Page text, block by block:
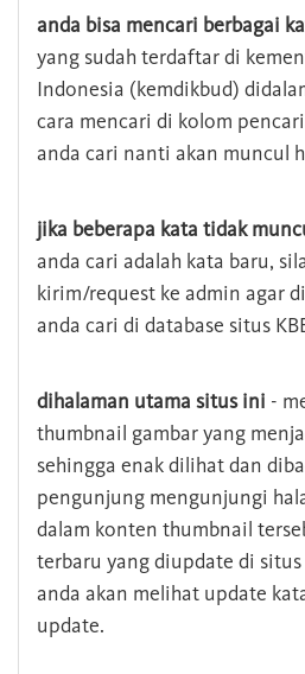
anda bisa mencari berbagai
yang sudah terdaftar di
Indonesia (kemdikbud)
cara mencari di kolom
anda cari nanti akan muncul
jika beberapa kata tidak
anda cari adalah kata baru,
kirim/request ke admin agar
anda cari di database situs
dihalaman utama situs ini -
thumbnail gambar yang
sehingga enak dilihat dan
pengunjung mengunjungi
dalam konten thumbnail
terbaru yang diupdate di situs
anda akan melihat update
update.